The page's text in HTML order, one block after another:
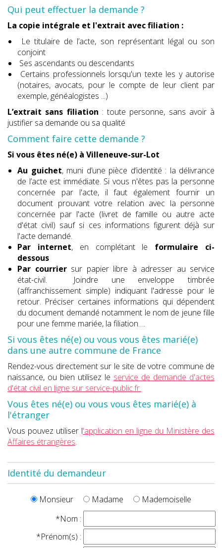
Qui peut effectuer la demande ?
La copie intégrale et l'extrait avec filiation :
Le titulaire de l’acte, son représentant légal ou son
conjoint
Ses ascendants ou descendants
Certains professionnels lorsqu'un texte les y autorise
(notaires, avocats, pour le compte de leur client par
exemple, généalogistes ...)
L’extrait sans filiation : toute personne, sans avoir à
justifier sa demande ou sa qualité
Comment faire cette demande ?
Si vous êtes né(e) à Villeneuve-sur-Lot
Au guichet, muni d’une pièce d’identité : la délivrance
de l’acte est immédiate. Si vous n'êtes pas la personne
concernée par l'acte, il faut également fournir un
document prouvant votre relation avec la personne
concernée par l'acte (livret de famille ou autre acte
d'état civil) sauf si ces informations figurent déjà sur
l'acte demandé.
Par internet, en complétant le formulaire ci-
dessous
Par courriersur papier libre à adresser au service
état-civil. Joindre une enveloppe timbrée
(affranchissement simple) indiquant l'adresse pour le
retour. Préciser certaines informations qui dépendent
du document demandé notamment le nom de jeune fille
pour une femme mariée, la filiation….
Si vous êtes né(e) ou vous vous êtes marié(e)
dans une autre commune de France
Rendez-vous directement sur le site de votre commune de
naissance, ou bien utilisez le service de demande d'actes
d'état civil en ligne sur service-public.fr.
Vous êtes né(e) ou vous vous êtes marié(e) à
l'étranger
Vous pouvez utiliser l'application en ligne du Ministère des
Affaires étrangères.
Identité du demandeur
Monsieur Madame
Mademoiselle
*Nom :
*Prénom(s) :